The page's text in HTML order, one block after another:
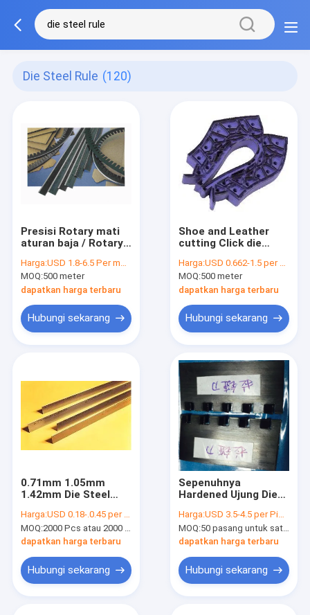
Die Steel Rule (120)
Presisi Rotary mati
aturan baja / Rotary
Diemaking Aturan
Harga:USD 1.8-6.5 Per meter
MOQ:500 meter
dapatkan harga terbaru
Hubungi sekarang
Shoe and Leather
cutting Click die
AE 32x2.0 , 19x2.0mm
Harga:USD 0.662-1.5 per meter
MOQ:500 meter
dapatkan harga terbaru
Hubungi sekarang
0.71mm 1.05mm
1.42mm Die Steel
Bungkus Halus Untuk
Die Cutting
Harga:USD 0.18-.0.45 per Meter
MOQ:2000 Pcs atau 2000 Meter
dapatkan harga terbaru
Hubungi sekarang
Sepenuhnya
Hardened Ujung Die
atau 3PT / Zipper
Peraturan Untuk Die
pembuat Dewan
Harga:USD 3.5-4.5 per Piece (1000mm)
MOQ:50 pasang untuk satu standar
dapatkan harga terbaru
Hubungi sekarang